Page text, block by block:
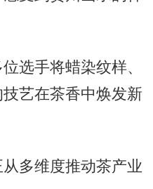
选手将蜡染纹样、
艺在茶香中焕发新
多维度推动茶产业